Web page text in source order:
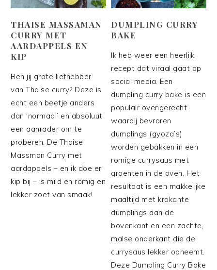
THAISE MASSAMAN
CURRY MET
AARDAPPELS EN
KIP
Ben jij grote liefhebber
van Thaise curry? Deze is
echt een beetje anders
dan ‘normaal’ en absoluut
een aanrader om te
proberen. De Thaise
Massman Curry met
aardappels – en ik doe er
kip bij – is mild en romig en
lekker zoet van smaak!
DUMPLING CURRY
BAKE
Ik heb weer een heerlijk
recept dat viraal gaat op
social media. Een
dumpling curry bake is een
populair ovengerecht
waarbij bevroren
dumplings (gyoza’s)
worden gebakken in een
romige currysaus met
groenten in de oven. Het
resultaat is een makkelijke
maaltijd met krokante
dumplings aan de
bovenkant en een zachte,
malse onderkant die de
currysaus lekker opneemt.
Deze Dumpling Curry Bake